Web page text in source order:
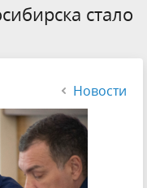
стало
Новости